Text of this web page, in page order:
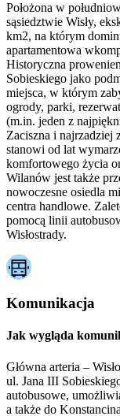
Położona w
sąsiedztwie Wisły,
km2, na którym
apartamentowa
Historyczna
Sobieskiego jako
miejsca, w którym
ogrody, parki,
(m.in. jeden z
Zaciszna i najrzadziej
stanowi od lat
komfortowego życia
Wilanów jest także
nowoczesne osiedla
centra handlowe.
pomocą linii
Wisłostrady.
Komunikacja
Jak wygląda
Główna arteria –
ul. Jana III
autobusowe,
a także do